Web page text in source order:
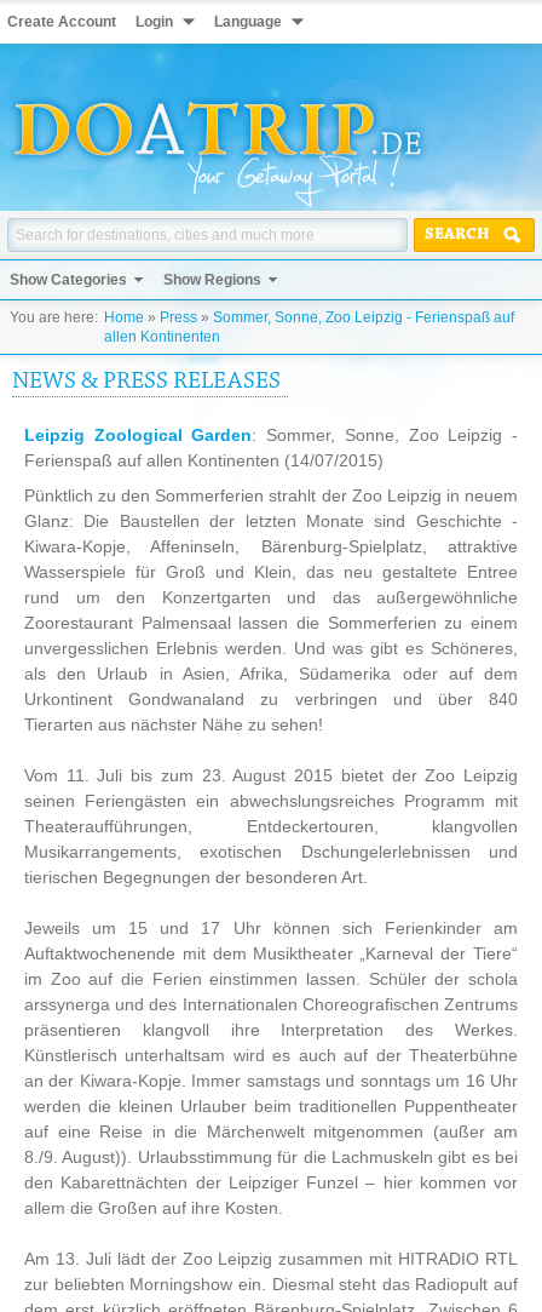
Create Account Login Language
SEARCH
Show Categories Show Regions
You are here: Home » Press » Sommer, Sonne, Zoo Leipzig - Ferienspaß auf
allen Kontinenten
NEWS & PRESS RELEASES
Leipzig Zoological Garden: Sommer, Sonne, Zoo Leipzig -
Ferienspaß auf allen Kontinenten (14/07/2015)
Pünktlich zu den Sommerferien strahlt der Zoo Leipzig in neuem
Glanz: Die Baustellen der letzten Monate sind Geschichte -
Kiwara-Kopje, Affeninseln, Bärenburg-Spielplatz, attraktive
Wasserspiele für Groß und Klein, das neu gestaltete Entree
rund um den Konzertgarten und das außergewöhnliche
Zoorestaurant Palmensaal lassen die Sommerferien zu einem
unvergesslichen Erlebnis werden. Und was gibt es Schöneres,
als den Urlaub in Asien, Afrika, Südamerika oder auf dem
Urkontinent Gondwanaland zu verbringen und über 840
Tierarten aus nächster Nähe zu sehen!
Vom 11. Juli bis zum 23. August 2015 bietet der Zoo Leipzig
seinen Feriengästen ein abwechslungsreiches Programm mit
Theateraufführungen, Entdeckertouren, klangvollen
Musikarrangements, exotischen Dschungelerlebnissen und
tierischen Begegnungen der besonderen Art.
Jeweils um 15 und 17 Uhr können sich Ferienkinder am
Auftaktwochenende mit dem Musiktheater „Karneval der Tiere“
im Zoo auf die Ferien einstimmen lassen. Schüler der schola
arssynerga und des Internationalen Choreografischen Zentrums
präsentieren klangvoll ihre Interpretation des Werkes.
Künstlerisch unterhaltsam wird es auch auf der Theaterbühne
an der Kiwara-Kopje. Immer samstags und sonntags um 16 Uhr
werden die kleinen Urlauber beim traditionellen Puppentheater
auf eine Reise in die Märchenwelt mitgenommen (außer am
8./9. August)). Urlaubsstimmung für die Lachmuskeln gibt es bei
den Kabarettnächten der Leipziger Funzel – hier kommen vor
allem die Großen auf ihre Kosten.
Am 13. Juli lädt der Zoo Leipzig zusammen mit HITRADIO RTL
zur beliebten Morningshow ein. Diesmal steht das Radiopult auf